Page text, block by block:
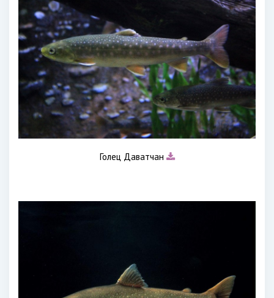
Голец Даватчан